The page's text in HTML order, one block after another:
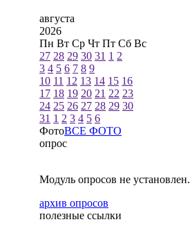
августа
2026
Пн Вт Ср Чт Пт Сб Вс
27 28 29 30 31 1 2
3 4 5 6 7 8 9
10 11 12 13 14 15 16
17 18 19 20 21 22 23
24 25 26 27 28 29 30
31 1 2 3 4 5 6
ФотоВСЕ ФОТО
опрос
Модуль опросов не установлен.
архив опросов
полезные ссылки